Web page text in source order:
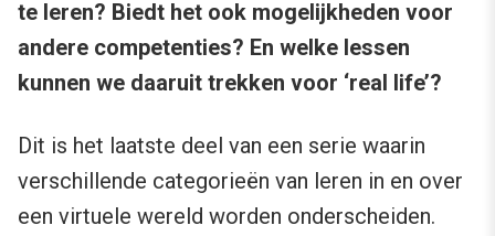
te leren? Biedt het ook mogelijkheden voor
andere competenties? En welke lessen
kunnen we daaruit trekken voor ‘real life’?
Dit is het laatste deel van een serie waarin
verschillende categorieën van leren in en over
een virtuele wereld worden onderscheiden.